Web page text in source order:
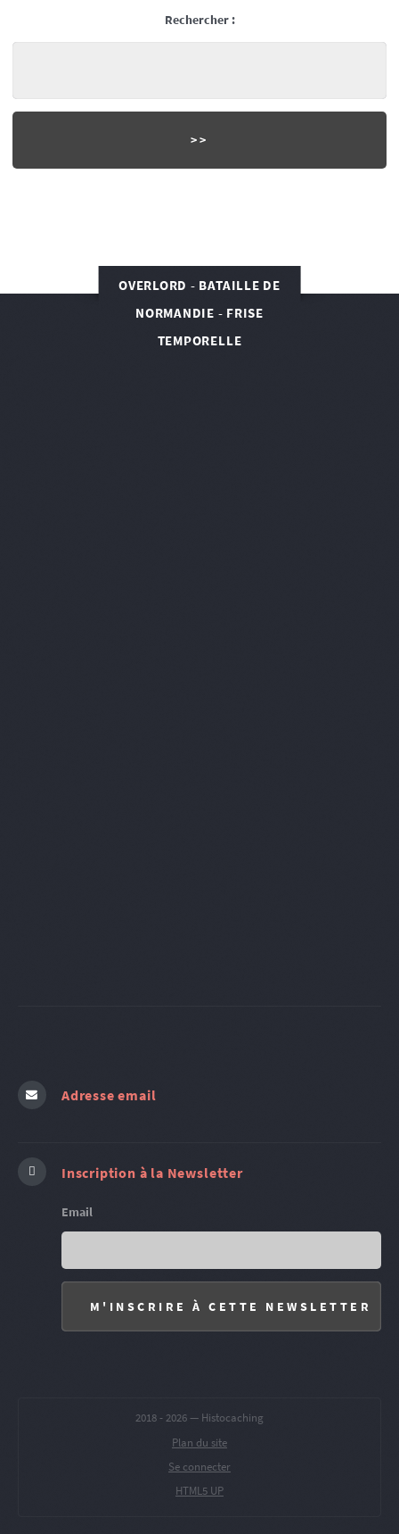
Rechercher :
OVERLORD - BATAILLE DE
NORMANDIE - FRISE
TEMPORELLE
Adresse email
Inscription à la Newsletter
Email
2018 - 2026 — Histocaching
Plan du site
Se connecter
HTML5 UP